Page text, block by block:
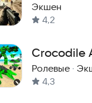
Экшен
4,2
Crocodile
Games
Ролевые ·
4,3